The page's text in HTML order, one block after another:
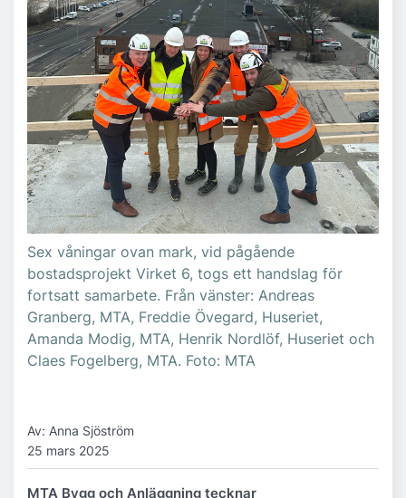
Sex våningar ovan mark, vid pågående
bostadsprojekt Virket 6, togs ett handslag för
fortsatt samarbete. Från vänster: Andreas
Granberg, MTA, Freddie Övegard, Huseriet,
Amanda Modig, MTA, Henrik Nordlöf, Huseriet och
Claes Fogelberg, MTA. Foto: MTA
Av: Anna Sjöström
25 mars 2025
MTA Bygg och Anläggning tecknar